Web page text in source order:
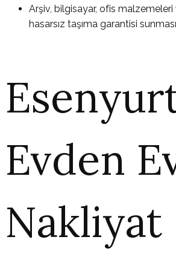
Arşiv, bilgisayar, ofis malzemeleri
hasarsız taşıma garantisi sunması
Evden
Nakliyat